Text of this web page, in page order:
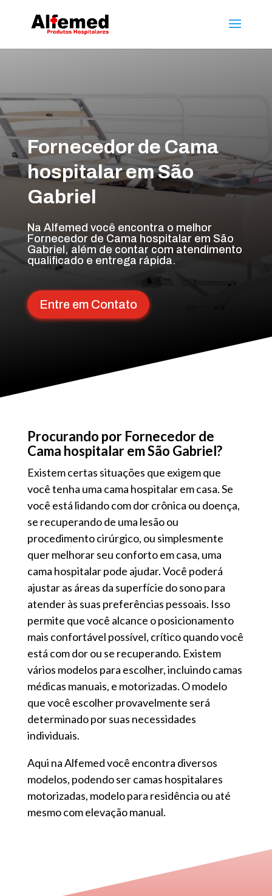
Fornecedor de Cama
hospitalar em São
Gabriel
Na Alfemed você encontra o melhor
Fornecedor de Cama hospitalar em São
Gabriel, além de contar com atendimento
qualificado e entrega rápida.
Entre em Contato
Procurando por Fornecedor de
Cama hospitalar em São Gabriel?
Existem certas situações que exigem que
você tenha uma cama hospitalar em casa. Se
você está lidando com dor crônica ou doença,
se recuperando de uma lesão ou
procedimento cirúrgico, ou simplesmente
quer melhorar seu conforto em casa, uma
cama hospitalar pode ajudar. Você poderá
ajustar as áreas da superfície do sono para
atender às suas preferências pessoais. Isso
permite que você alcance o posicionamento
mais confortável possível, crítico quando você
está com dor ou se recuperando. Existem
vários modelos para escolher, incluindo camas
médicas manuais, e motorizadas. O modelo
que você escolher provavelmente será
determinado por suas necessidades
individuais.
Aqui na Alfemed você encontra diversos
modelos, podendo ser camas hospitalares
motorizadas, modelo para residência ou até
mesmo com elevação manual.